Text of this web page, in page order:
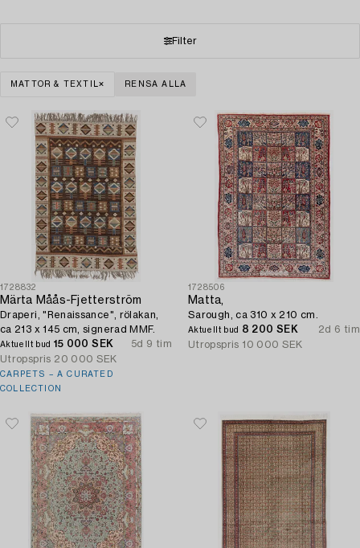
Filter
MATTOR & TEXTIL RENSA ALLA
1728832
Märta Måås-Fjetterström
Draperi, "Renaissance", rölakan,
ca 213 x 145 cm, signerad MMF.
Aktuellt bud 15 000 SEK
5d 9 tim
Utropspris 20 000 SEK
CARPETS – A CURATED
COLLECTION
1728506
Matta,
Sarough, ca 310 x 210 cm.
Aktuellt bud 8 200 SEK
2d 6 tim
Utropspris 10 000 SEK